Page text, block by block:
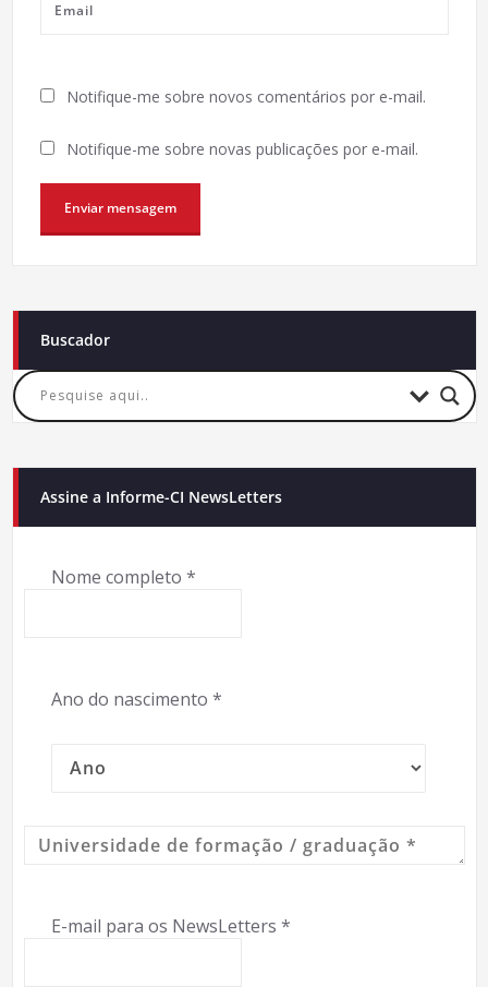
Notifique-me sobre novos comentários por e-mail.
Notifique-me sobre novas publicações por e-mail.
Buscador
Assine a Informe-CI NewsLetters
Nome completo *
Ano do nascimento *
E-mail para os NewsLetters *